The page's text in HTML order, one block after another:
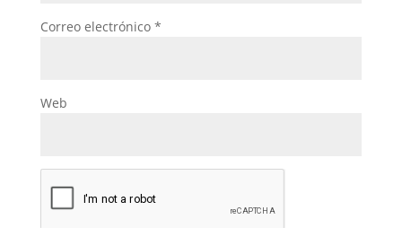
Correo electrónico *
Web